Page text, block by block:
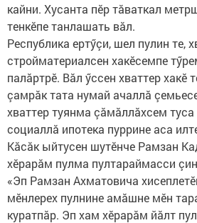
кайни. Хусанта пӗр тăваткал
тенкӗпе танлашать вăл.
Республика ертӳçи, шел пулин те,
стройматериалсен хакӗсемпе
палăртрӗ. Вăл ӳссен хваттер хакӗ
çамрăк тата нумай ачаллă
хваттер туянма çăмăллăхсем
социаллă ипотека пуррине аса
Кăсăк ыйтусен шутӗнче Рамзан
хӗрарăм​ пулма пултараймасси
«Эп Рамзан Ахматовича
мӗнлерех пулнине амăшне мӗн
куратпăр. Эп хам хӗрарăм йăлт